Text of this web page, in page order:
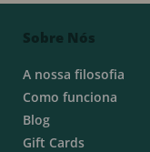
Sobre Nós
A nossa filosofia
Como funciona
Blog
Gift Cards